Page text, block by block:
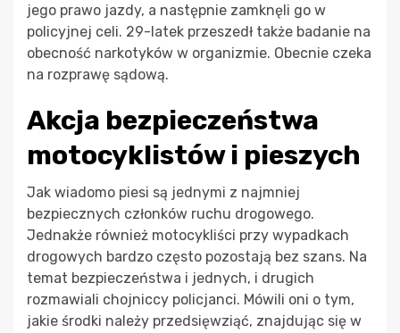
jego prawo jazdy, a następnie zamknęli go w
policyjnej celi. 29-latek przeszedł także badanie na
obecność narkotyków w organizmie. Obecnie czeka
na rozprawę sądową.
Akcja bezpieczeństwa
motocyklistów i pieszych
Jak wiadomo piesi są jednymi z najmniej
bezpiecznych członków ruchu drogowego.
Jednakże również motocykliści przy wypadkach
drogowych bardzo często pozostają bez szans. Na
temat bezpieczeństwa i jednych, i drugich
rozmawiali chojniccy policjanci. Mówili oni o tym,
jakie środki należy przedsięwziąć, znajdując się w